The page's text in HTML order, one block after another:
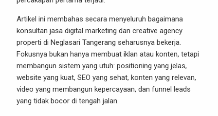
Artikel ini membahas secara menyeluruh bagaimana
konsultan jasa digital marketing dan creative agency
properti di Neglasari Tangerang seharusnya bekerja.
Fokusnya bukan hanya membuat iklan atau konten, tetapi
membangun sistem yang utuh: positioning yang jelas,
website yang kuat, SEO yang sehat, konten yang relevan,
video yang membangun kepercayaan, dan funnel leads
yang tidak bocor di tengah jalan.